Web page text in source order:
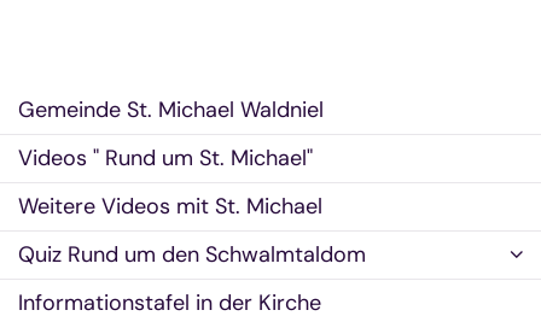
Gemeinde St. Michael Waldniel
Videos " Rund um St. Michael"
Weitere Videos mit St. Michael
Quiz Rund um den Schwalmtaldom
Informationstafel in der Kirche